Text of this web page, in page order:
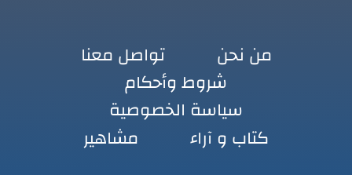
من نحن
تواصل معنا
شروط وأحكام
سياسة الخصوصية
كتاب و آراء
مشاهير